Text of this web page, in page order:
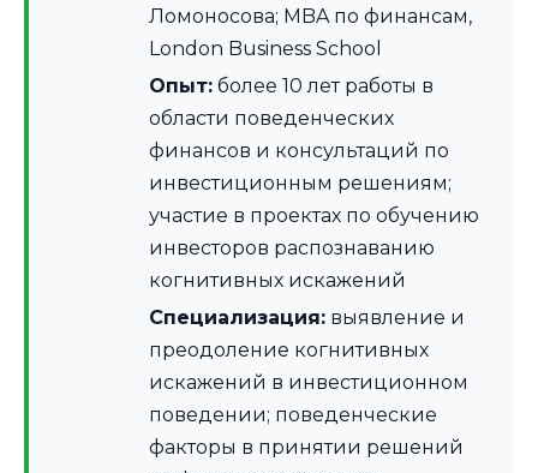
Ломоносова; MBA по финансам,
London Business School
Опыт: более 10 лет работы в
области поведенческих
финансов и консультаций по
инвестиционным решениям;
участие в проектах по обучению
инвесторов распознаванию
когнитивных искажений
Специализация: выявление и
преодоление когнитивных
искажений в инвестиционном
поведении; поведенческие
факторы в принятии решений